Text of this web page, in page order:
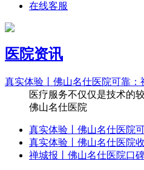
在线客服
医院资讯
真实体验丨佛山名仕医院可靠：
医疗服务不仅仅是技术的
佛山名仕医院
真实体验丨佛山名仕医院
真实体验丨佛山名仕医院
禅城报丨佛山名仕医院口